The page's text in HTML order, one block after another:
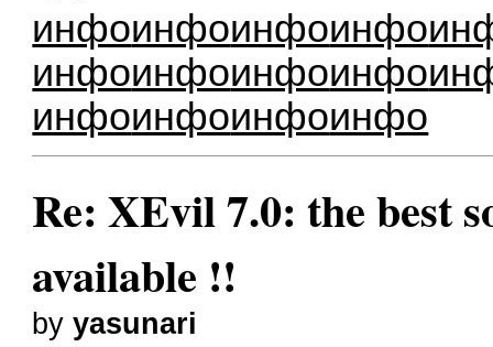
инфоинфоинфоинфо
инфоинфоинфоинфо
инфоинфоинфоинфо
Re: XEvil 7.0: the best
available !!
byyasunari